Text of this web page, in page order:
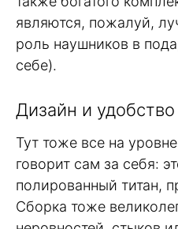
являются, пожалуй,
роль наушников в
себе).
Дизайн и
Тут тоже все на
говорит сам за себя:
полированный титан,
Сборка тоже